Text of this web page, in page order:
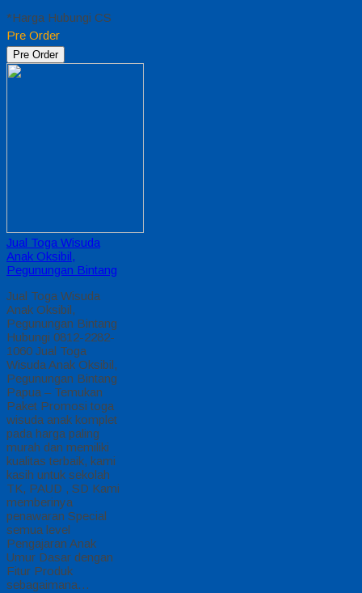
*Harga Hubungi CS
Pre Order
Pre Order
Jual Toga Wisuda
Anak Oksibil,
Pegunungan Bintang
Jual Toga Wisuda
Anak Oksibil,
Pegunungan Bintang
Hubungi 0812-2282-
1060 Jual Toga
Wisuda Anak Oksibil,
Pegunungan Bintang
Papua – Temukan
Paket Promosi toga
wisuda anak komplet
pada harga paling
murah dan memiliki
kualitas terbaik, kami
kasih untuk sekolah
TK, PAUD , SD Kami
memberinya
penawaran Special
semua level
Pengajaran Anak
Umur Dasar dengan
Fitur Produk
sebagaimana…